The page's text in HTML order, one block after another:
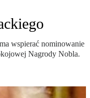
wspierać nominowanie
Nagrody Nobla.